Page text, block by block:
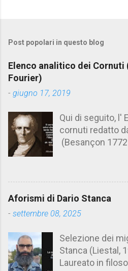
m
e
n
t
Post popolari in questo blog
Elenco analitico dei Cornuti
Fourier)
- giugno 17, 2019
Qui di seguito, l'
cornuti redatto
(Besançon
Aforismario
cornuto
sua moglie tanto
ammettere
rende un marito
(Charles
Aforismi di Dario Stanca
- settembre 08, 2025
Selezione dei
Stanca (Liestal,
Laureato in